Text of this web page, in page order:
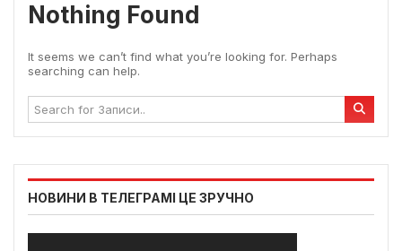
Nothing Found
It seems we can’t find what you’re looking for. Perhaps
searching can help.
НОВИНИ В ТЕЛЕГРАМІ ЦЕ ЗРУЧНО